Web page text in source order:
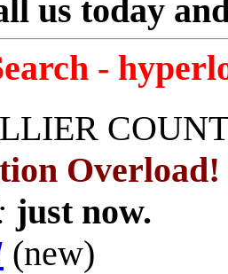
us today
-
Overload!
just now.
(new)